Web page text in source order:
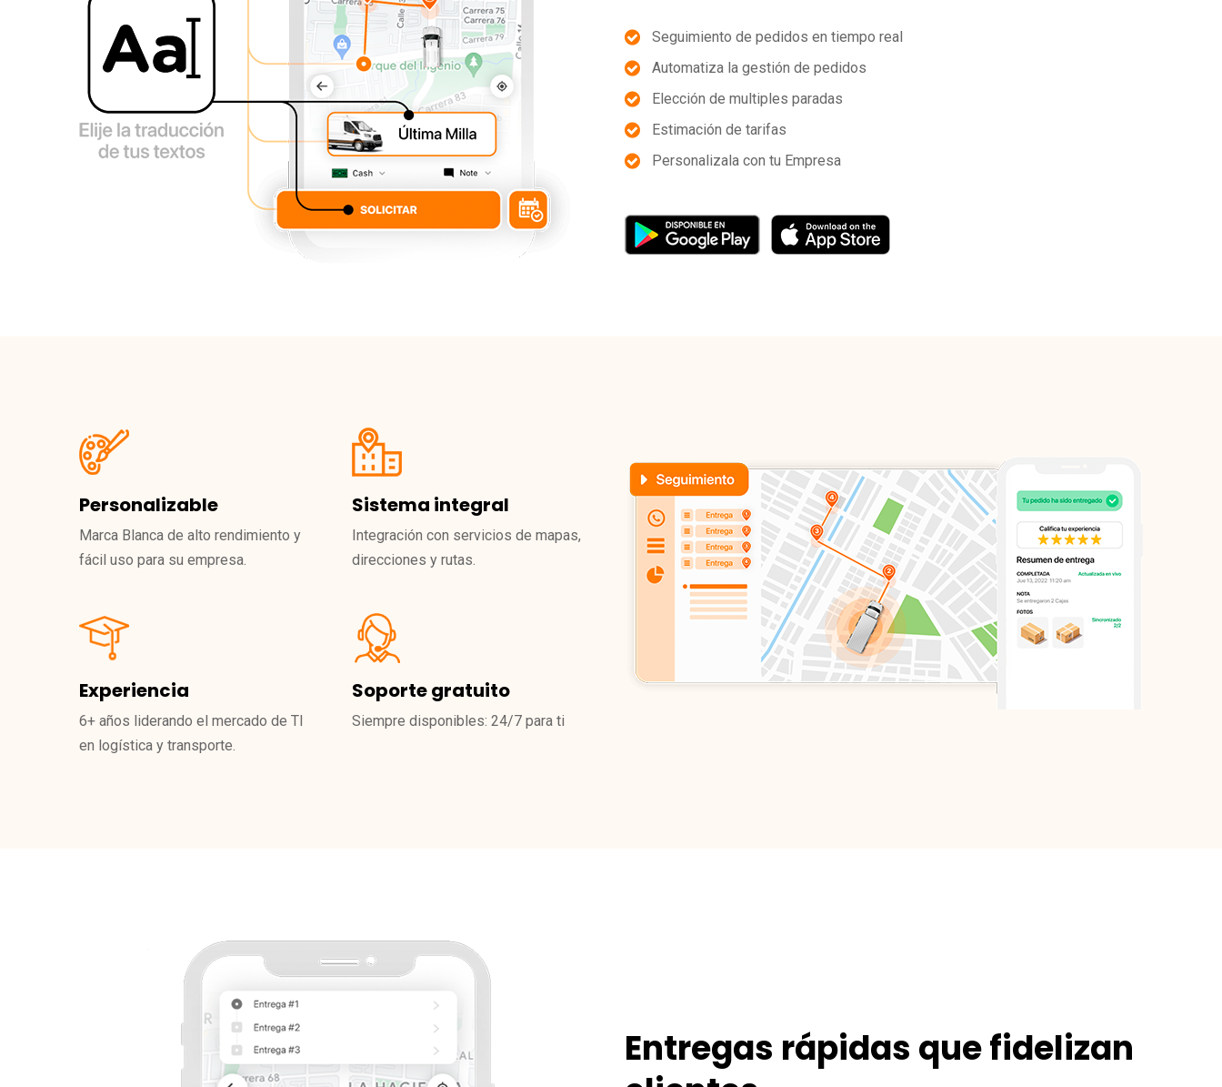
Seguimiento de pedidos en tiempo real
Automatiza la gestión de pedidos
Elección de multiples paradas
Estimación de tarifas
Personalizala con tu Empresa
Personalizable
Marca Blanca de alto rendimiento y
fácil uso para su empresa.
Experiencia
6+ años liderando el mercado de TI
en logística y transporte.
Sistema integral
Integración con servicios de mapas,
direcciones y rutas.
Soporte gratuito
Siempre disponibles: 24/7 para ti
Entregas rápidas que fidelizan